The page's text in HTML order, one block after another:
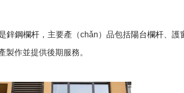
鋅鋼欄杆 ，主要產（chǎn）品包括陽台欄杆 、護
作並提供後期服務。